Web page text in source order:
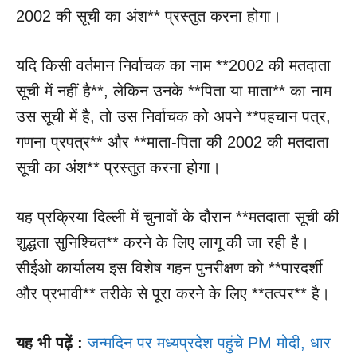
2002 की सूची का अंश** प्रस्तुत करना होगा।
यदि किसी वर्तमान निर्वाचक का नाम **2002 की मतदाता
सूची में नहीं है**, लेकिन उनके **पिता या माता** का नाम
उस सूची में है, तो उस निर्वाचक को अपने **पहचान पत्र,
गणना प्रपत्र** और **माता-पिता की 2002 की मतदाता
सूची का अंश** प्रस्तुत करना होगा।
यह प्रक्रिया दिल्ली में चुनावों के दौरान **मतदाता सूची की
शुद्धता सुनिश्चित** करने के लिए लागू की जा रही है।
सीईओ कार्यालय इस विशेष गहन पुनरीक्षण को **पारदर्शी
और प्रभावी** तरीके से पूरा करने के लिए **तत्पर** है।
यह भी पढ़ें :जन्मदिन पर मध्यप्रदेश पहुंचे PM मोदी, धार